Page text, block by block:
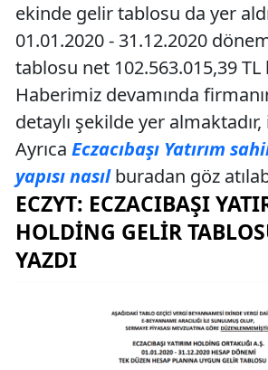
ekinde gelir tablosu da yer
01.01.2020 - 31.12.2020
tablosu net 102.563.015,39
Haberimiz devamında
detaylı şekilde yer
Ayrıca Eczacıbaşı Yatırım
yapısı nasılburadan göz
ECZYT: ECZACIBAŞI
HOLDING GELIR
YAZDI